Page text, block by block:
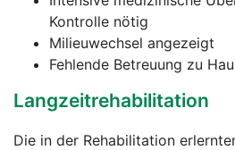
Kontrolle nötig
Milieuwechsel angezeigt
Fehlende Betreuung zu
Langzeitrehabilitation
Die in der Rehabilitation